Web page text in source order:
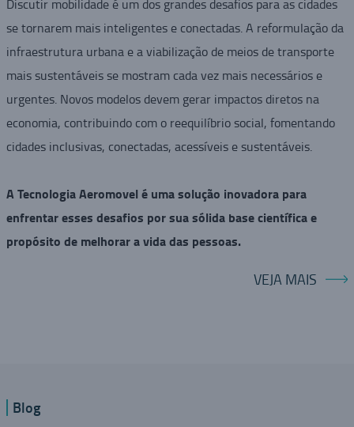
Discutir mobilidade é um dos grandes desafios para as cidades
se tornarem mais inteligentes e conectadas. A reformulação da
infraestrutura urbana e a viabilização de meios de transporte
mais sustentáveis se mostram cada vez mais necessários e
urgentes. Novos modelos devem gerar impactos diretos na
economia, contribuindo com o reequilíbrio social, fomentando
cidades inclusivas, conectadas, acessíveis e sustentáveis.
A Tecnologia Aeromovel é uma solução inovadora para
enfrentar esses desafios por sua sólida base científica e
propósito de melhorar a vida das pessoas.
VEJA MAIS
Blog